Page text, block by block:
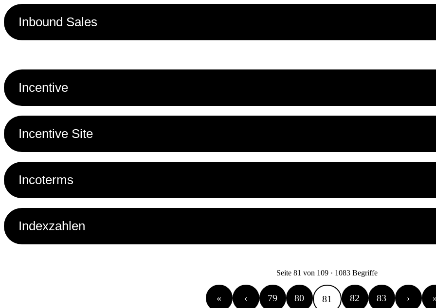
Inbound Sales
Incentive
Incentive Site
Incoterms
Indexzahlen
Seite 81 von 109 · 1083 Begriffe
« ‹ 79 80 81 82 83 ›